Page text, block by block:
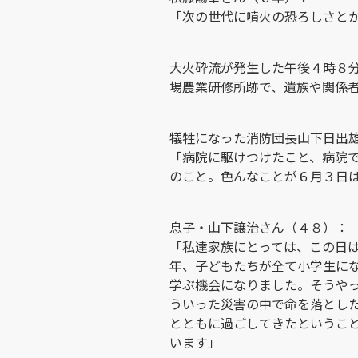
「次の世代に噴火の恐ろしさ
大火砕流が発生した午後４時８
場農業研修所跡で、遺族や関係
犠牲になった消防団長山下日出
「病院に駆けつけたこと、病
のこと。色んなことが６月３日
息子・山下譲治さん（４８）：
「私達家族にとっては、この
年、子どもたちが全て小学生に
学ぶ機会になりました。そうや
ういった災害の中で命を落とし
とともに過ごしてきたというこ
います」